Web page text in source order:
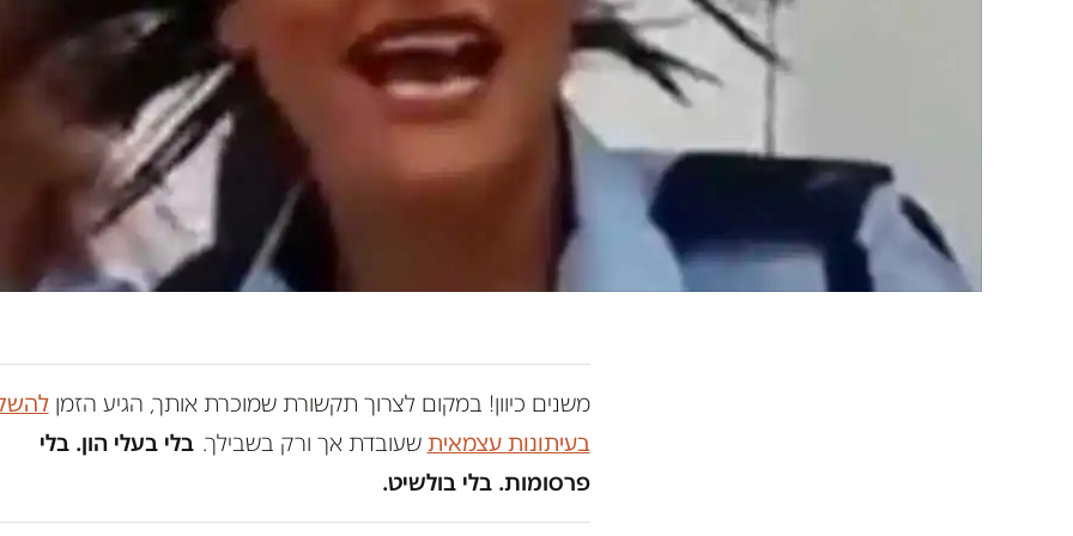
משנים כיוון! במקום לצרוך תקשורת שמוכרת אותך, הגיע הזמן
בעיתונות עצמאית שעובדת אך ורק בשבילך. בלי בעלי הון. בלי
פרסומות. בלי בולשיט.